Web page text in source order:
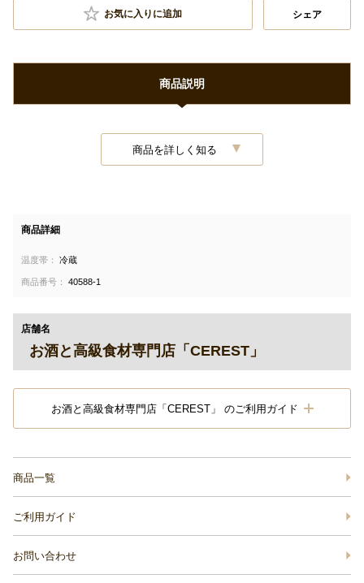
お気に入りに追加 シェア
商品説明
商品を詳しく知る
商品詳細
温度帯： 冷蔵
商品番号： 40588-1
店舗名
お酒と高級食材専門店「CEREST」
お酒と高級食材専門店「CEREST」 のご利用ガイド
商品一覧
ご利用ガイド
お問い合わせ